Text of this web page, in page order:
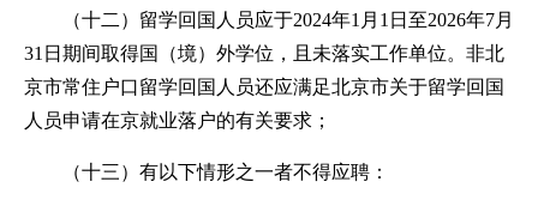
（十二）留学回国人员应于2024年1月1日至2026年7月
31日期间取得国（境）外学位，且未落实工作单位。非北
京市常住户口留学回国人员还应满足北京市关于留学回国
人员申请在京就业落户的有关要求；
（十三）有以下情形之一者不得应聘：